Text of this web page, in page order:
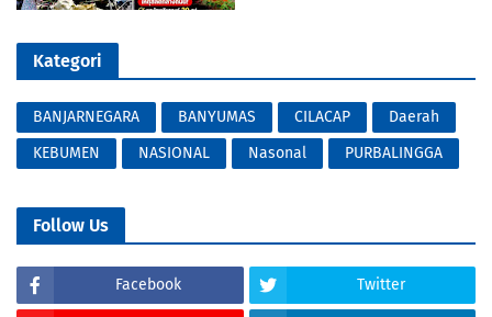
Kategori
BANJARNEGARA BANYUMAS CILACAP
Daerah
KEBUMEN
NASIONAL Nasonal PURBALINGGA
Follow Us
Facebook Twitter